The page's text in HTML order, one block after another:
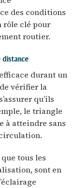
des conditions
rôle clé pour
routier.
distance
efficace durant un
vérifier la
qu’ils
le triangle
à atteindre sans
tous les
sont en